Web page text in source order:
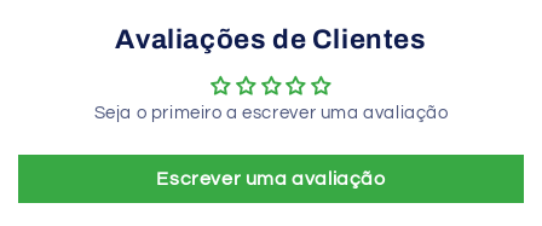
Avaliações de Clientes
Seja o primeiro a escrever uma avaliação
Escrever uma avaliação